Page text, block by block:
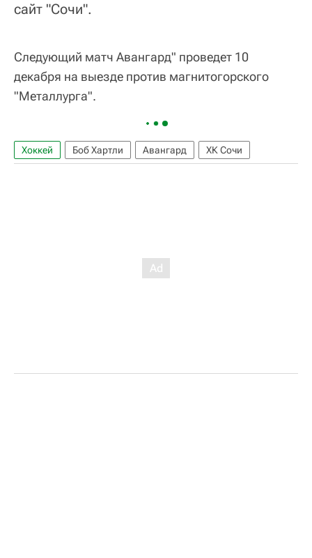
сайт "Сочи".
Следующий матч Авангард" проведет 10
декабря на выезде против магнитогорского
"Металлурга".
Хоккей Боб Хартли Авангард ХК Сочи